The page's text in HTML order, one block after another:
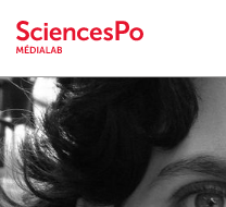
Actualités
Productions
Débora de Carvalho Pereira